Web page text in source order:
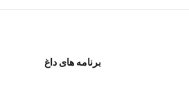
برنامه های داغ